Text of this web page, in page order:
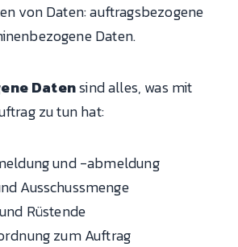
von Daten: auftragsbezogene
Daten.
Datensind alles, was mit
zu tun hat:
und -abmeldung
Ausschussmenge
Rüstende
zum Auftrag